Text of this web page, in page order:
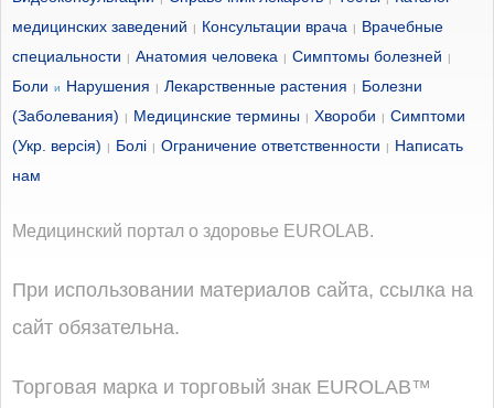
медицинских заведений
| Консультации врача |
Врачебные
специальности
| Анатомия человека | Симптомы болезней |
Боли и Нарушения | Лекарственные растения |
Болезни
(Заболевания)
| Медицинские термины | Хвороби | Симптоми
(Укр. версія)
| Болі | Ограничение ответственности |
Написать
нам
Медицинский портал о здоровье EUROLAB.
При использовании материалов сайта, ссылка на
сайт обязательна.
Торговая марка и торговый знак EUROLAB™